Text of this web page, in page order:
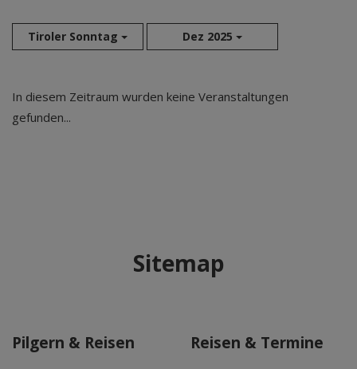
Tiroler Sonntag Dez 2025
Aug 2026
Apr 2027
Mai 2027
In diesem Zeitraum wurden keine Veranstaltungen
gefunden...
Sitemap
Pilgern & Reisen Reisen & Termine